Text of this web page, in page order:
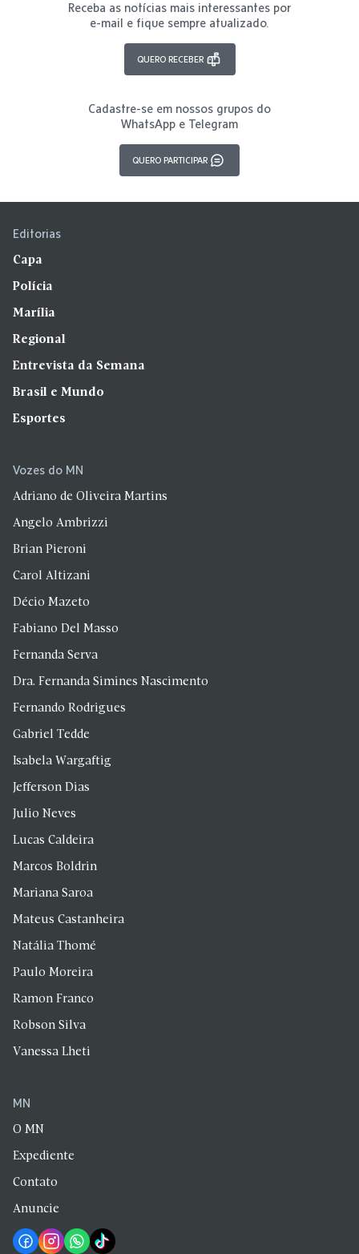
Receba as notícias mais interessantes por
e-mail e fique sempre atualizado.
QUERO RECEBER
Cadastre-se em nossos grupos do
WhatsApp e Telegram
QUERO PARTICIPAR
Editorias
Capa
Polícia
Marília
Regional
Entrevista da Semana
Brasil e Mundo
Esportes
Vozes do MN
Adriano de Oliveira Martins
Angelo Ambrizzi
Brian Pieroni
Carol Altizani
Décio Mazeto
Fabiano Del Masso
Fernanda Serva
Dra. Fernanda Simines Nascimento
Fernando Rodrigues
Gabriel Tedde
Isabela Wargaftig
Jefferson Dias
Julio Neves
Lucas Caldeira
Marcos Boldrin
Mariana Saroa
Mateus Castanheira
Natália Thomé
Paulo Moreira
Ramon Franco
Robson Silva
Vanessa Lheti
MN
O MN
Expediente
Contato
Anuncie